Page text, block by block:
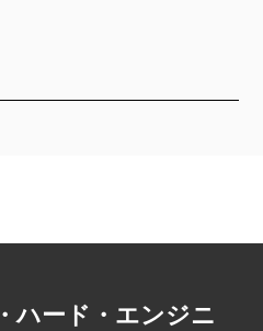
ハード・エンジニ